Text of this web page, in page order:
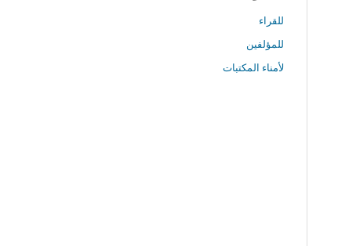
للقراء
للمؤلفين
لأمناء المكتبات